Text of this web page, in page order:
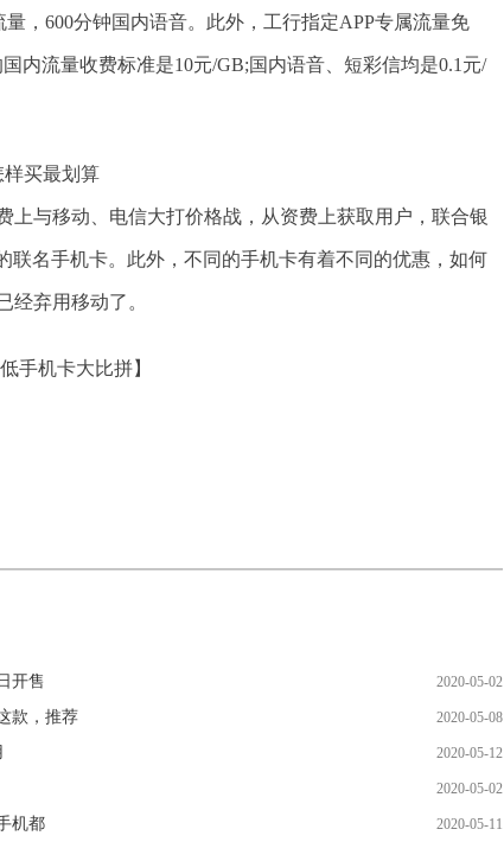
，600分钟国内语音。此外，工行指定APP专属流量免
内流量收费标准是10元/GB;国内语音、短彩信均是0.1元/
上与移动、电信大打价格战，从资费上获取用户，联合银
联名手机卡。此外，不同的手机卡有着不同的优惠，如何
经弃用移动了。
手机卡大比拼】
开售 2020-05-02
款，推荐 2020-05-08
2020-05-12
2020-05-02
机都 2020-05-11